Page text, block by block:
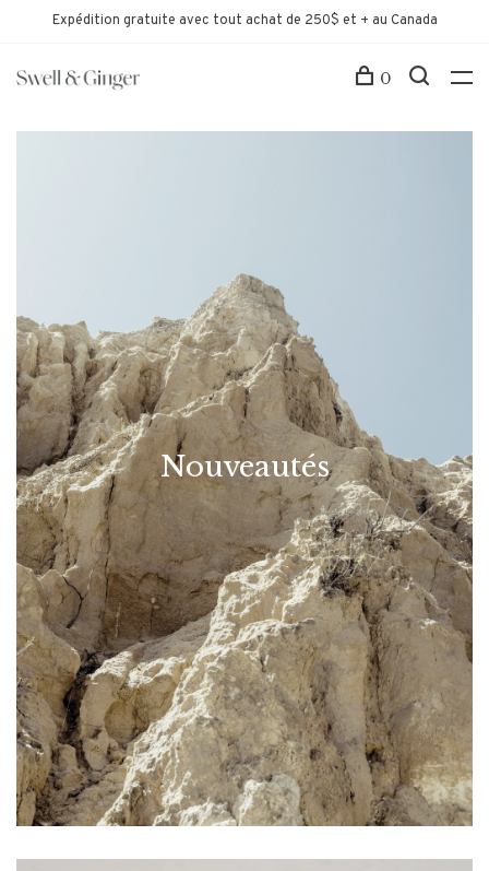
Expédition gratuite avec tout achat de 250$ et + au Canada
0
Nouveautés